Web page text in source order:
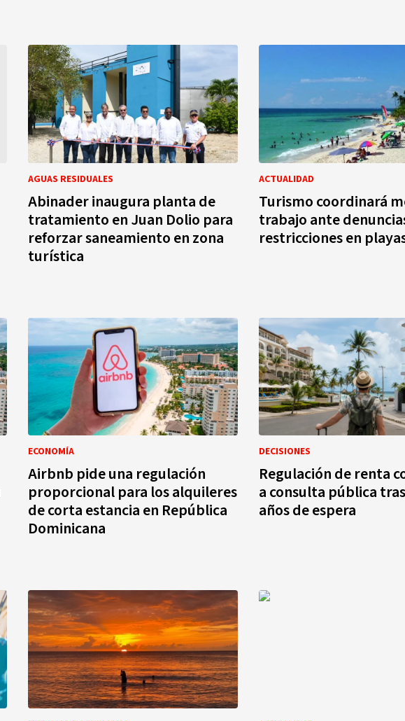
AGUAS RESIDUALES
Abinader inaugura planta de
tratamiento en Juan Dolio para
reforzar saneamiento en zona
turística
ACTUALIDAD
Turismo coordinará
trabajo ante
restricciones en
ECONOMÍA
Airbnb pide una regulación
proporcional para los alquileres
de corta estancia en República
Dominicana
DECISIONES
Regulación de renta
a consulta pública
años de espera